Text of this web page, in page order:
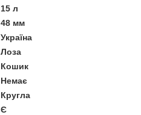
15 л
48 мм
Україна
Лоза
Кошик
Немає
Кругла
Є